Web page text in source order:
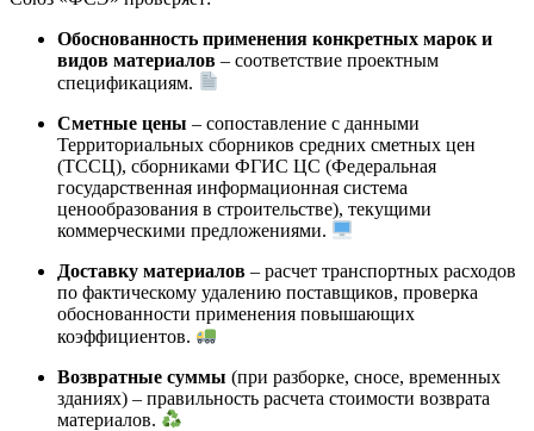
Обоснованность применения конкретных марок и
видов материалов – соответствие проектным
спецификациям.
Сметные цены – сопоставление с данными
Территориальных сборников средних сметных цен
(ТССЦ), сборниками ФГИС ЦС (Федеральная
государственная информационная система
ценообразования в строительстве), текущими
коммерческими предложениями.
Доставку материалов – расчет транспортных расходов
по фактическому удалению поставщиков, проверка
обоснованности применения повышающих
коэффициентов.
Возвратные суммы (при разборке, сносе, временных
зданиях) – правильность расчета стоимости возврата
материалов.